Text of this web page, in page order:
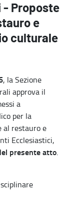
- Proposte
e
culturale
, la Sezione
approva il
a
per la
al restauro e
Ecclesiastici,
presente atto.